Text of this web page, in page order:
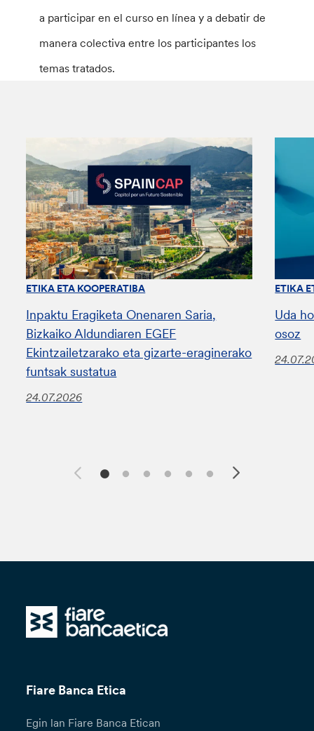
a participar en el curso en línea y a debatir de
manera colectiva entre los participantes los
temas tratados.
ETIKA ETA KOOPERATIBA
Inpaktu Eragiketa Onenaren Saria,
Bizkaiko Aldundiaren EGEF
Ekintzailetzarako eta gizarte-eraginerako
funtsak sustatua
24.07.2026
ETIKA
Uda
osoz
Fiare Banca Etica
Egin lan Fiare Banca Etican